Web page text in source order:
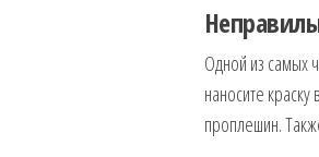
Одной из самых
наносите
проплешин.